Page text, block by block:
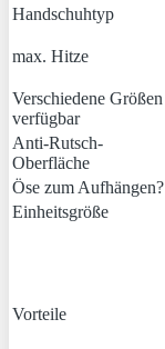
Handschuhtyp
max. Hitze
Verschiedene Größen
verfügbar
Anti-Rutsch-
Oberfläche
Öse zum Aufhängen?
Einheitsgröße
Vorteile